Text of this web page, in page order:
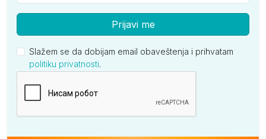
Prijavi me
Slažem se da dobijam email obaveštenja i prihvatam
politiku privatnosti.